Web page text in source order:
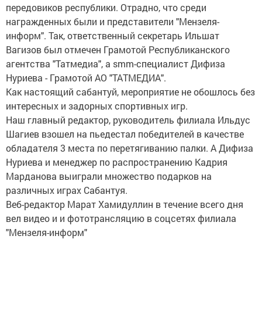
передовиков республики. Отрадно, что среди
награжденных были и представители "Мензеля-
информ". Так, ответственный секретарь Ильшат
Вагизов был отмечен Грамотой Республиканского
агентства "Татмедиа", а smm-специалист Дифиза
Нуриева - Грамотой АО "ТАТМЕДИА".
Как настоящий сабантуй, мероприятие не обошлось без
интересных и задорных спортивных игр.
Наш главный редактор, руководитель филиала Ильдус
Шагиев взошел на пьедестал победителей в качестве
обладателя 3 места по перетягиванию палки. А Дифиза
Нуриева и менеджер по распространению Кадрия
Марданова выиграли множество подарков на
различных играх Сабантуя.
Веб-редактор Марат Хамидуллин в течение всего дня
вел видео и и фототрансляцию в соцсетях филиала
"Мензеля-информ"